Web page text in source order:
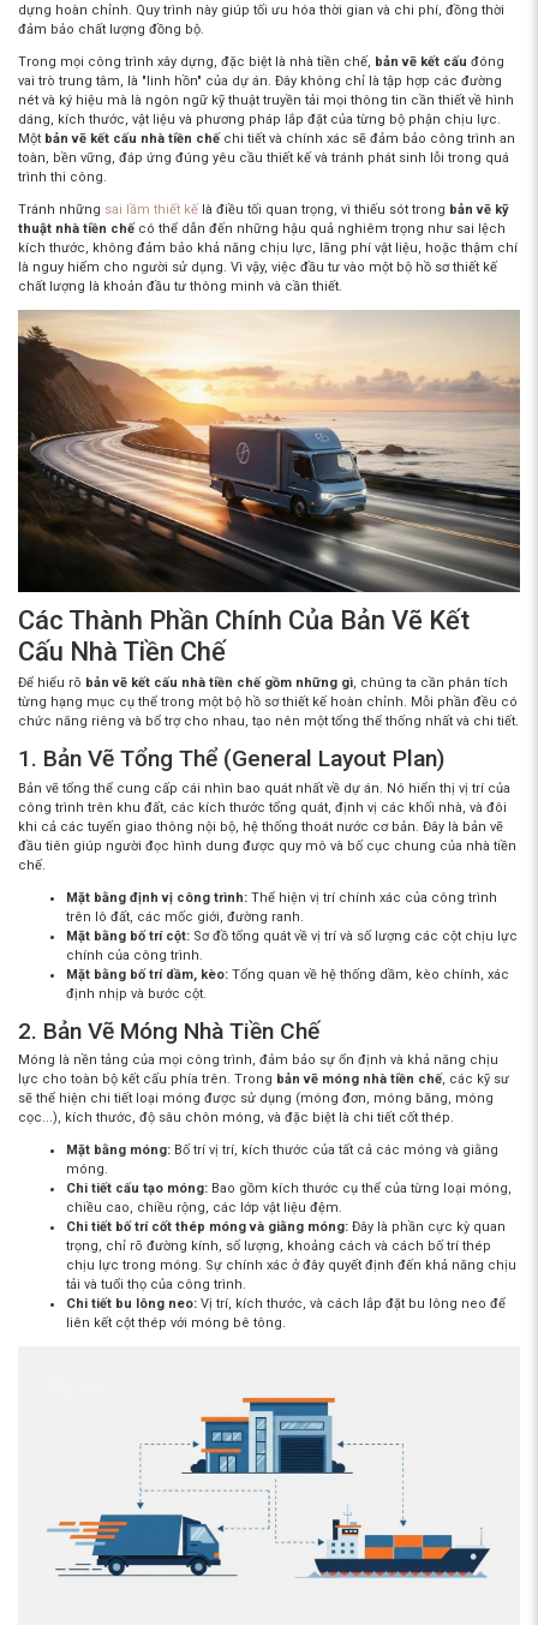
dựng hoàn chỉnh. Quy trình này giúp tối ưu hóa thời gian và chi phí, đồng thời
đảm bảo chất lượng đồng bộ.
Trong mọi công trình xây dựng, đặc biệt là nhà tiền chế, bản vẽ kết cấu đóng
vai trò trung tâm, là "linh hồn" của dự án. Đây không chỉ là tập hợp các đường
nét và ký hiệu mà là ngôn ngữ kỹ thuật truyền tải mọi thông tin cần thiết về hình
dáng, kích thước, vật liệu và phương pháp lắp đặt của từng bộ phận chịu lực.
Một bản vẽ kết cấu nhà tiền chếchi tiết và chính xác sẽ đảm bảo công trình an
toàn, bền vững, đáp ứng đúng yêu cầu thiết kế và tránh phát sinh lỗi trong quá
trình thi công.
Tránh những sai lầm thiết kế là điều tối quan trọng, vì thiếu sót trong bản vẽ kỹ
thuật nhà tiền chếcó thể dẫn đến những hậu quả nghiêm trọng như sai lệch
kích thước, không đảm bảo khả năng chịu lực, lãng phí vật liệu, hoặc thậm chí
là nguy hiểm cho người sử dụng. Vì vậy, việc đầu tư vào một bộ hồ sơ thiết kế
chất lượng là khoản đầu tư thông minh và cần thiết.
Các Thành Phần Chính Của Bản Vẽ Kết
Cấu Nhà Tiền Chế
Để hiểu rõ bản vẽ kết cấu nhà tiền chế gồm những gì, chúng ta cần phân tích
từng hạng mục cụ thể trong một bộ hồ sơ thiết kế hoàn chỉnh. Mỗi phần đều có
chức năng riêng và bổ trợ cho nhau, tạo nên một tổng thể thống nhất và chi tiết.
1. Bản Vẽ Tổng Thể (General Layout Plan)
Bản vẽ tổng thể cung cấp cái nhìn bao quát nhất về dự án. Nó hiển thị vị trí của
công trình trên khu đất, các kích thước tổng quát, định vị các khối nhà, và đôi
khi cả các tuyến giao thông nội bộ, hệ thống thoát nước cơ bản. Đây là bản vẽ
đầu tiên giúp người đọc hình dung được quy mô và bố cục chung của nhà tiền
chế.
Mặt bằng định vị công trình: Thể hiện vị trí chính xác của công trình
trên lô đất, các mốc giới, đường ranh.
Mặt bằng bố trí cột: Sơ đồ tổng quát về vị trí và số lượng các cột chịu lực
chính của công trình.
Mặt bằng bố trí dầm, kèo: Tổng quan về hệ thống dầm, kèo chính, xác
định nhịp và bước cột.
2. Bản Vẽ Móng Nhà Tiền Chế
Móng là nền tảng của mọi công trình, đảm bảo sự ổn định và khả năng chịu
lực cho toàn bộ kết cấu phía trên. Trong bản vẽ móng nhà tiền chế, các kỹ sư
sẽ thể hiện chi tiết loại móng được sử dụng (móng đơn, móng băng, móng
cọc...), kích thước, độ sâu chôn móng, và đặc biệt là chi tiết cốt thép.
Mặt bằng móng: Bố trí vị trí, kích thước của tất cả các móng và giằng
móng.
Chi tiết cấu tạo móng: Bao gồm kích thước cụ thể của từng loại móng,
chiều cao, chiều rộng, các lớp vật liệu đệm.
Chi tiết bố trí cốt thép móng và giằng móng: Đây là phần cực kỳ quan
trọng, chỉ rõ đường kính, số lượng, khoảng cách và cách bố trí thép
chịu lực trong móng. Sự chính xác ở đây quyết định đến khả năng chịu
tải và tuổi thọ của công trình.
Chi tiết bu lông neo: Vị trí, kích thước, và cách lắp đặt bu lông neo để
liên kết cột thép với móng bê tông.